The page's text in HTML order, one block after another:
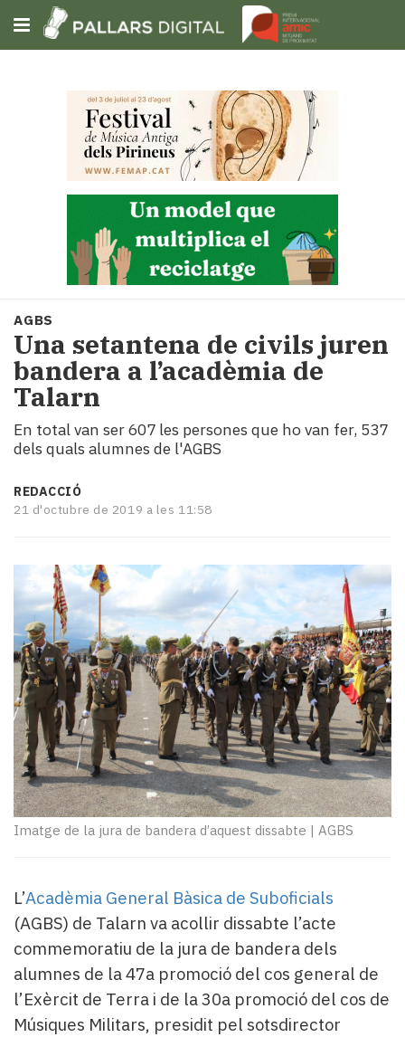
Subscriu-t'hi
Portada
Societat
Política
i
municipis
Economia
turisme
Cultura
Esports
Mai
i
mitjans
El
temps
Reportatges
Entrevistes
Enquestes
A
escena!
Dis
la
teva!
Subscriptors
La
Pallars
Contingut
Lo
més
llegit...
Editorial
AGBS
Una setantena de civils juren
bandera a l’acadèmia de
Talarn
En total van ser 607 les persones que ho van fer, 537
dels quals alumnes de l'AGBS
REDACCIÓ
21 d'octubre de 2019 a les 11:58
Imatge de la jura de bandera d’aquest dissabte | AGBS
L’Acadèmia General Bàsica de Suboficials
(AGBS) de Talarn va acollir dissabte l’acte
commemoratiu de la jura de bandera dels
alumnes de la 47a promoció del cos general de
l’Exèrcit de Terra i de la 30a promoció del cos de
Músiques Militars, presidit pel sotsdirector